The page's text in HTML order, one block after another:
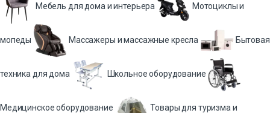
Мебель для дома и интерьера Мотоциклы и
мопеды Массажеры и массажные кресла Бытовая
техника для дома Школьное оборудование
Медицинское оборудование Товары для туризма и